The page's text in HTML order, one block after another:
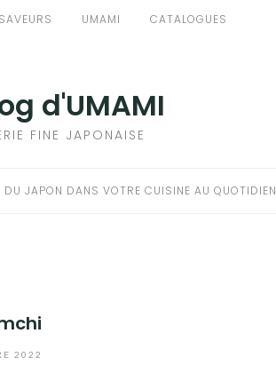
SAVEURS UMAMI CATALOGUES
d'UMAMI
FINE JAPONAISE
DU JAPON DANS VOTRE CUISINE AU QUOTIDIEN
2022